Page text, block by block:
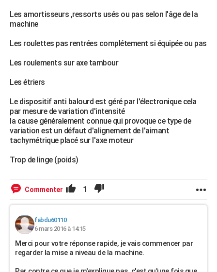
Les amortisseurs ,ressorts usés ou pas selon l'âge de la
machine
Les roulettes pas rentrées complétement si équipée ou pas
Les roulements sur axe tambour
Les étriers
Le dispositif anti balourd est géré par l'électronique cela
par mesure de variation d'intensité
la cause généralement connue qui provoque ce type de
variation est un défaut d'alignement de l'aimant
tachymétrique placé sur l'axe moteur
Trop de linge (poids)
Commenter 1
fabdu60110
6 mars 2016 à 14:15
Merci pour votre réponse rapide, je vais commencer par
regarder la mise a niveau de la machine.